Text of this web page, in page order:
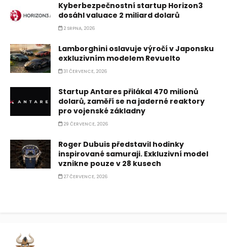
Kyberbezpečnostní startup Horizon3
dosáhl valuace 2 miliard dolarů
2 SRPNA, 2026
Lamborghini oslavuje výročí v Japonsku
exkluzivním modelem Revuelto
31 ČERVENCE, 2026
Startup Antares přilákal 470 milionů
dolarů, zaměří se na jaderné reaktory
pro vojenské základny
29 ČERVENCE, 2026
Roger Dubuis představil hodinky
inspirované samuraji. Exkluzivní model
vznikne pouze v 28 kusech
27 ČERVENCE, 2026